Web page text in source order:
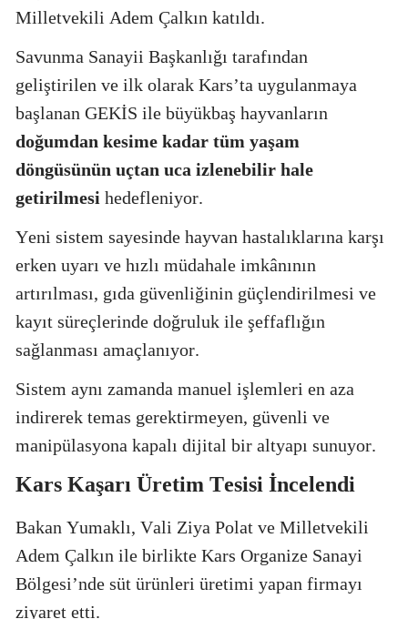
Milletvekili Adem Çalkın katıldı.
Savunma Sanayii Başkanlığı tarafından
geliştirilen ve ilk olarak Kars’ta uygulanmaya
başlanan GEKİS ile büyükbaş hayvanların
doğumdan kesime kadar tüm yaşam
döngüsünün uçtan uca izlenebilir hale
getirilmesi hedefleniyor.
Yeni sistem sayesinde hayvan hastalıklarına karşı
erken uyarı ve hızlı müdahale imkânının
artırılması, gıda güvenliğinin güçlendirilmesi ve
kayıt süreçlerinde doğruluk ile şeffaflığın
sağlanması amaçlanıyor.
Sistem aynı zamanda manuel işlemleri en aza
indirerek temas gerektirmeyen, güvenli ve
manipülasyona kapalı dijital bir altyapı sunuyor.
Kars Kaşarı Üretim Tesisi İncelendi
Bakan Yumaklı, Vali Ziya Polat ve Milletvekili
Adem Çalkın ile birlikte Kars Organize Sanayi
Bölgesi’nde süt ürünleri üretimi yapan firmayı
ziyaret etti.